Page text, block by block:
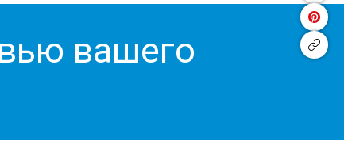
вашего